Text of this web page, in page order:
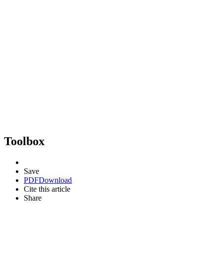
Toolbox
Save
PDFDownload
Cite this article
Share